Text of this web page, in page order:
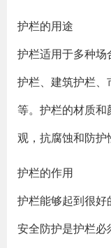
护栏的用途
护栏适用于多种
护栏、建筑护栏
等。护栏的材质
观，抗腐蚀和防护
护栏的作用
护栏能够起到很好
安全防护是护栏